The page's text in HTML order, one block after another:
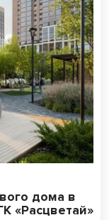
дома в
«Расцветай»